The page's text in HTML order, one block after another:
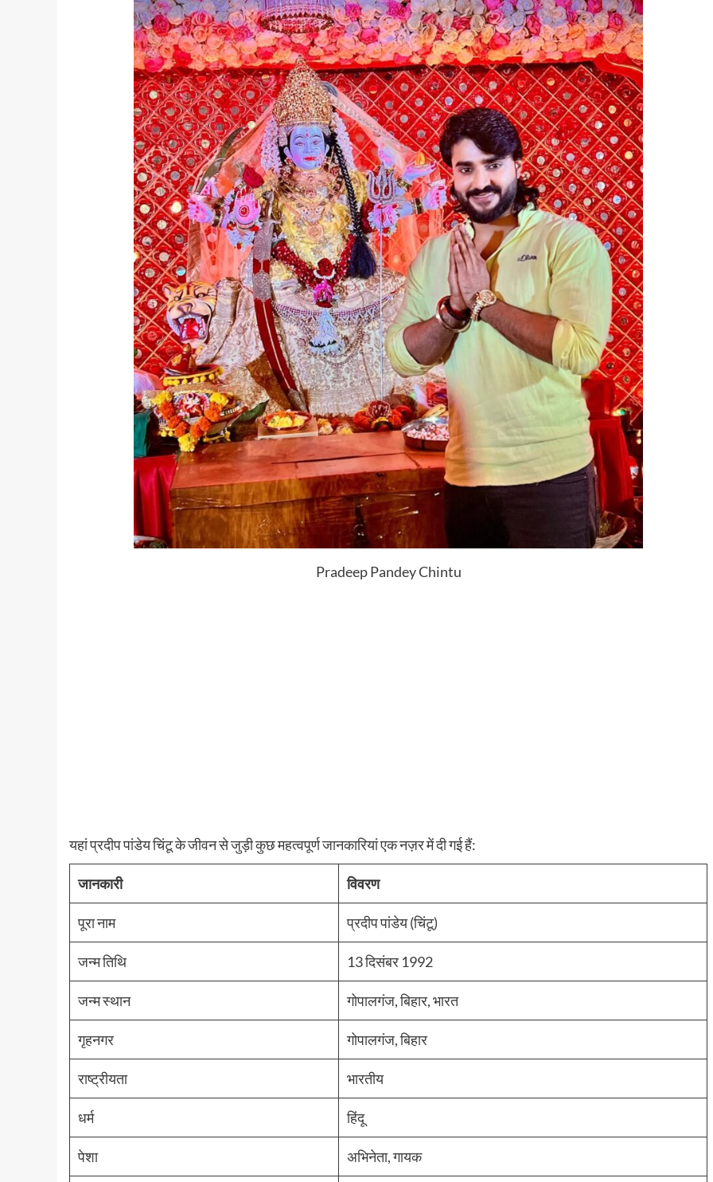
Pradeep Pandey Chintu
यहां प्रदीप पांडेय चिंटू के जीवन से जुड़ी कुछ महत्वपूर्ण जानकारियां एक नज़र में दी गई हैं:
जानकारी विवरण
पूरा नाम प्रदीप पांडेय (चिंटू)
जन्म तिथि 13 दिसंबर 1992
जन्म स्थान गोपालगंज, बिहार, भारत
गृहनगर गोपालगंज, बिहार
राष्ट्रीयता भारतीय
धर्म हिंदू
पेशा अभिनेता, गायक